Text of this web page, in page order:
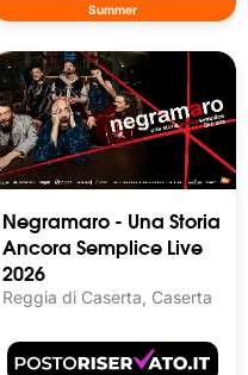
Summer
Negramaro - Una Storia
Ancora Semplice Live
2026
Reggia di Caserta, Caserta